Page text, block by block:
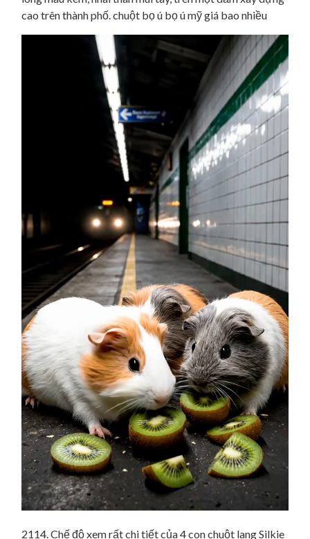
cao trên thành phố. chuột bọ ú bọ ú mỹ giá bao nhiều
2114. Chế độ xem rất chi tiết của 4 con chuột lang Silkie